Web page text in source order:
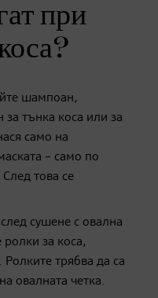
при
шампоан,
за тънка коса или за
само на
– само по
това се
сушене с овална
ролки за коса,
Ролките трябва да са
овалната четка.